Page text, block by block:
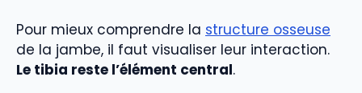
Pour mieux comprendre la structure osseuse
de la jambe, il faut visualiser leur interaction.
Le tibia reste l’élément central.